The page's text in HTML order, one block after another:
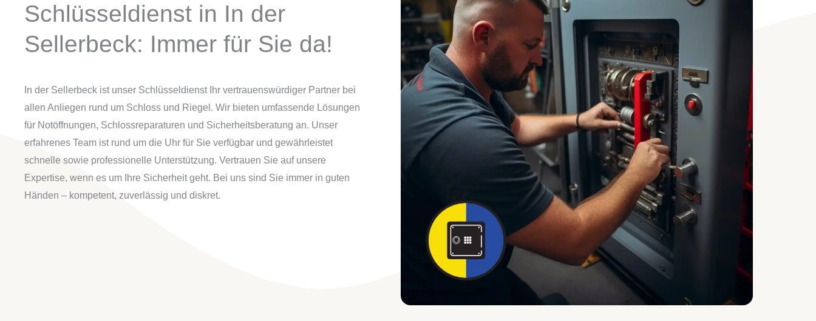
Schlüsseldienst in In der
Sellerbeck: Immer für Sie da!
In der Sellerbeck ist unser Schlüsseldienst Ihr vertrauenswürdiger Partner bei
allen Anliegen rund um Schloss und Riegel. Wir bieten umfassende Lösungen
für Notöffnungen, Schlossreparaturen und Sicherheitsberatung an. Unser
erfahrenes Team ist rund um die Uhr für Sie verfügbar und gewährleistet
schnelle sowie professionelle Unterstützung. Vertrauen Sie auf unsere
Expertise, wenn es um Ihre Sicherheit geht. Bei uns sind Sie immer in guten
Händen – kompetent, zuverlässig und diskret.